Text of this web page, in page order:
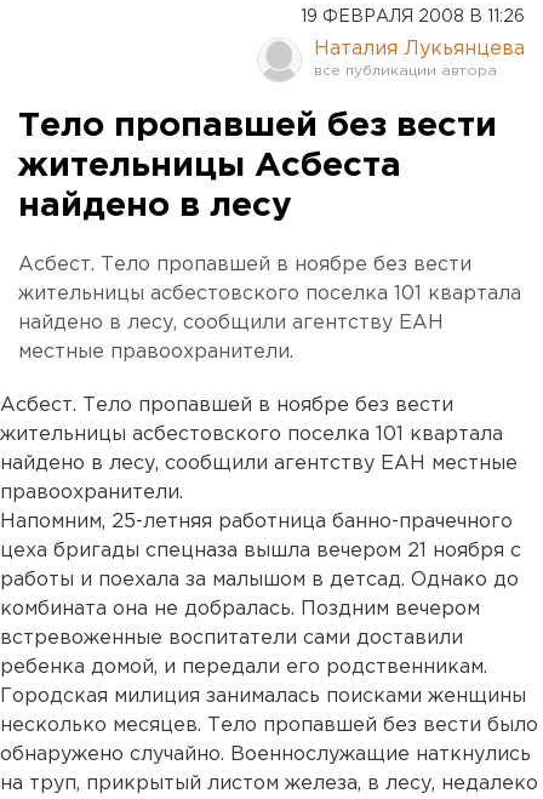
19 ФЕВРАЛЯ 2008 В 11:26
Наталия Лукьянцева
Тело пропавшей без вести
жительницы Асбеста
найдено в лесу
Асбест. Тело пропавшей в ноябре без вести
жительницы асбестовского поселка 101 квартала
найдено в лесу, сообщили агентству ЕАН
местные правоохранители.
Асбест. Тело пропавшей в ноябре без вести
жительницы асбестовского поселка 101 квартала
найдено в лесу, сообщили агентству ЕАН местные
правоохранители.
Напомним, 25-летняя работница банно-прачечного
цеха бригады спецназа вышла вечером 21 ноября с
работы и поехала за малышом в детсад. Однако до
комбината она не добралась. Поздним вечером
встревоженные воспитатели сами доставили
ребенка домой, и передали его родственникам.
Городская милиция занималась поисками женщины
несколько месяцев. Тело пропавшей без вести было
обнаружено случайно. Военнослужащие наткнулись
на труп, прикрытый листом железа, в лесу, недалеко